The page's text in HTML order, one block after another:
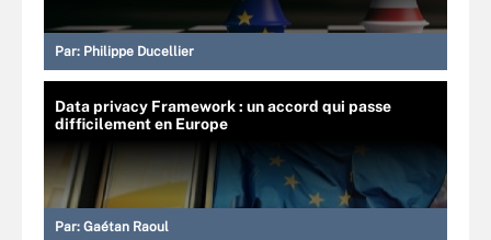
Par: Philippe Ducellier
Data privacy Framework : un accord qui passe
difficilement en Europe
Par: Gaétan Raoul